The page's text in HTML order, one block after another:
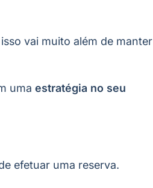
vai muito além de manter
uma estratégia no seu
efetuar uma reserva.